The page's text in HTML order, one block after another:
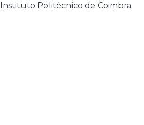
Instituto Politécnico de Coimbra